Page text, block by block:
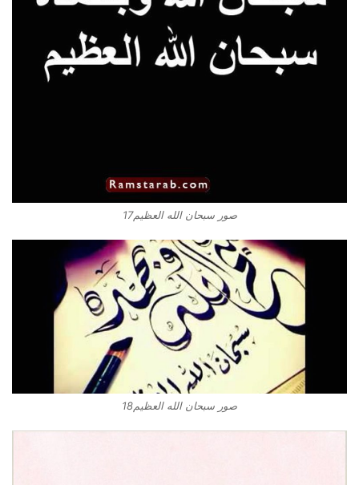
صور سبحان الله العظيم17
صور سبحان الله العظيم18